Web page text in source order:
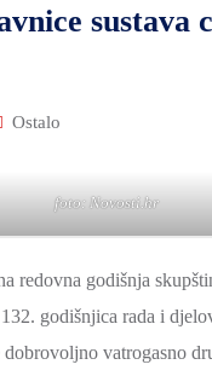
sustava
Ostalo
foto: Novosti.hr
redovna godišnja
godišnjica rada i
dobrovoljno vatrogasno